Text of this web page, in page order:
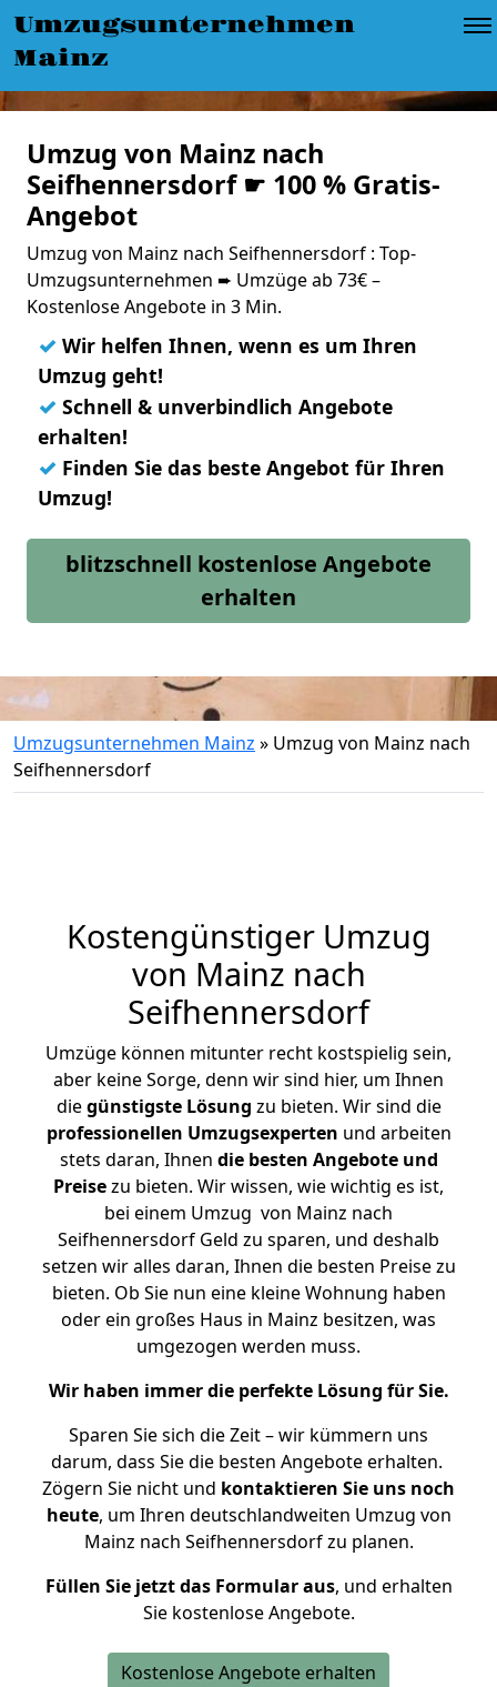
Umzugsunternehmen
Mainz
Umzug von Mainz nach
Seifhennersdorf ☛ 100 % Gratis-
Angebot
Umzug von Mainz nach Seifhennersdorf : Top-
Umzugsunternehmen ➨ Umzüge ab 73€ –
Kostenlose Angebote in 3 Min.
✓ Wir helfen Ihnen, wenn es um Ihren
Umzug geht!
✓ Schnell & unverbindlich Angebote
erhalten!
✓ Finden Sie das beste Angebot für Ihren
Umzug!
blitzschnell kostenlose Angebote
erhalten
Umzugsunternehmen Mainz » Umzug von Mainz nach
Seifhennersdorf
Kostengünstiger Umzug
von Mainz nach
Seifhennersdorf
Umzüge können mitunter recht kostspielig sein,
aber keine Sorge, denn wir sind hier, um Ihnen
diegünstigste Lösung zu bieten. Wir sind die
professionellen Umzugsexperten und arbeiten
stets daran, Ihnen die besten Angebote und
Preisezu bieten. Wir wissen, wie wichtig es ist,
bei einem Umzug von Mainz nach
Seifhennersdorf Geld zu sparen, und deshalb
setzen wir alles daran, Ihnen die besten Preise zu
bieten. Ob Sie nun eine kleine Wohnung haben
oder ein großes Haus in Mainz besitzen, was
umgezogen werden muss.
Wir haben immer die perfekte Lösung für Sie.
Sparen Sie sich die Zeit – wir kümmern uns
darum, dass Sie die besten Angebote erhalten.
Zögern Sie nicht und kontaktieren Sie uns noch
heute, um Ihren deutschlandweiten Umzug von
Mainz nach Seifhennersdorf zu planen.
Füllen Sie jetzt das Formular aus, und erhalten
Sie kostenlose Angebote.
Kostenlose Angebote erhalten